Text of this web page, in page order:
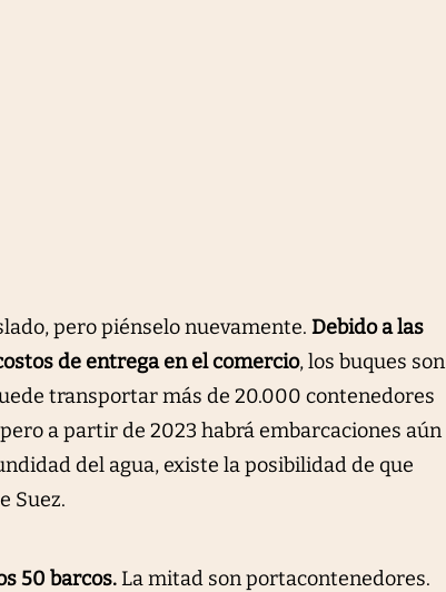
pero piénselo nuevamente. Debido a las
de entrega en el comercio, los buques son
transportar más de 20.000 contenedores
a partir de 2023 habrá embarcaciones aún
del agua, existe la posibilidad de que
Suez.
50 barcos.La mitad son portacontenedores.